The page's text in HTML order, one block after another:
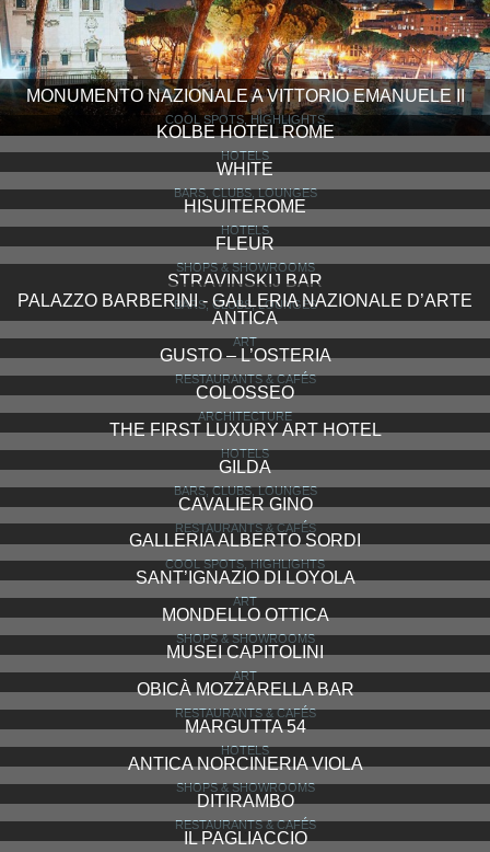
MONUMENTO NAZIONALE A VITTORIO EMANUELE II
COOL SPOTS, HIGHLIGHTS
KOLBE HOTEL ROME
HOTELS
WHITE
BARS, CLUBS, LOUNGES
HISUITEROME
HOTELS
FLEUR
SHOPS & SHOWROOMS
STRAVINSKIJ BAR
BARS, CLUBS, LOUNGES
PALAZZO BARBERINI - GALLERIA NAZIONALE D’ARTE
ANTICA
ART
GUSTO – L’OSTERIA
RESTAURANTS & CAFÉS
COLOSSEO
ARCHITECTURE
THE FIRST LUXURY ART HOTEL
HOTELS
GILDA
BARS, CLUBS, LOUNGES
CAVALIER GINO
RESTAURANTS & CAFÉS
GALLERIA ALBERTO SORDI
COOL SPOTS, HIGHLIGHTS
SANT’IGNAZIO DI LOYOLA
ART
MONDELLO OTTICA
SHOPS & SHOWROOMS
MUSEI CAPITOLINI
ART
OBICÀ MOZZARELLA BAR
RESTAURANTS & CAFÉS
MARGUTTA 54
HOTELS
ANTICA NORCINERIA VIOLA
SHOPS & SHOWROOMS
DITIRAMBO
RESTAURANTS & CAFÉS
IL PAGLIACCIO